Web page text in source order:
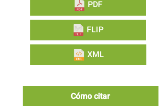
PDF
FLIP
XML
Cómo citar